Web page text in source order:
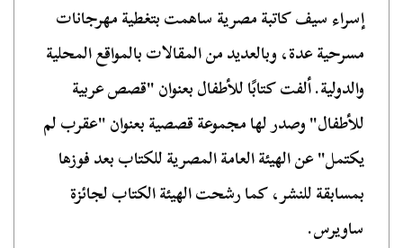
إسراء سيف كاتبة مصرية ساهمت بتغطية مهرجانات
مسرحية عدة، وبالعديد من المقالات بالمواقع المحلية
والدولية. ألفت كتابًا للأطفال بعنوان "قصص عربية
للأطفال" وصدر لها مجموعة قصصية بعنوان "عقرب لم
يكتمل" عن الهيئة العامة المصرية للكتاب بعد فوزها
بمسابقة للنشر، كما رشحت الهيئة الكتاب لجائزة
ساويرس.